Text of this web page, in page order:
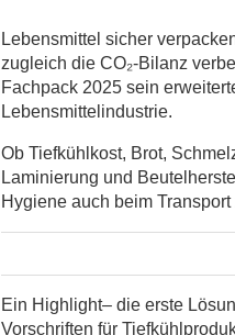
Lebensmittel sicher
zugleich die CO₂-Bilanz
Fachpack 2025 sein
Lebensmittelindustrie.
Ob Tiefkühlkost, Brot,
Laminierung und
Hygiene auch beim
Ein Highlight– die erste
Vorschriften für